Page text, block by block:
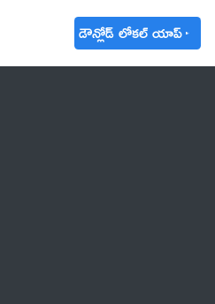
డౌన్లోడ్ లోకల్ యాప్